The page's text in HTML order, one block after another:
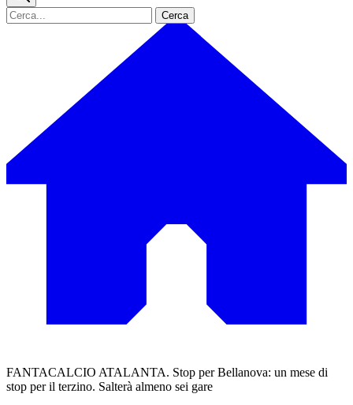
Cerca
FANTACALCIO ATALANTA. Stop per Bellanova: un mese di
stop per il terzino. Salterà almeno sei gare